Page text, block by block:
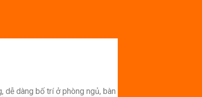
dàng bố trí ở phòng ngủ, bàn